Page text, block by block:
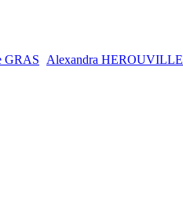
GRAS Alexandra HEROUVILLE